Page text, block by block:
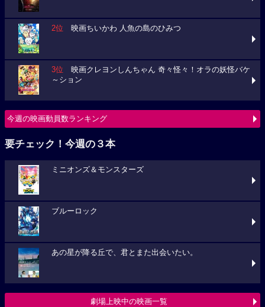
2位 映画ちいかわ 人魚の島のひみつ
3位 映画クレヨンしんちゃん 奇々怪々！オラの妖怪バケ
～ション
今週の映画動員数ランキング
要チェック！今週の３本
ミニオンズ＆モンスターズ
ブルーロック
あの星が降る丘で、君とまた出会いたい。
劇場上映中の映画一覧